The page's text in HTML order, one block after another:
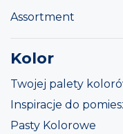
Assortment
Kolor
Twojej palety
Inspiracje do
Pasty Kolorowe